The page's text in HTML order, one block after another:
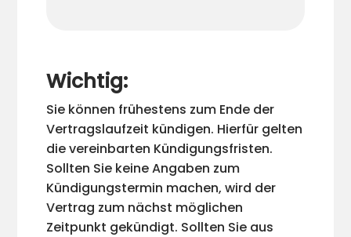
Wichtig:
Sie können frühestens zum Ende der
Vertragslaufzeit kündigen. Hierfür gelten
die vereinbarten Kündigungsfristen.
Sollten Sie keine Angaben zum
Kündigungstermin machen, wird der
Vertrag zum nächst möglichen
Zeitpunkt gekündigt. Sollten Sie aus